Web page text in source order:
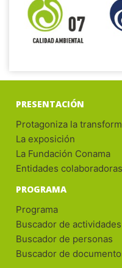
PRESENTACIÓN
Protagoniza la
La exposición
La Fundación Conama
Entidades colaboradoras
PROGRAMA
Programa
Buscador de actividades
Buscador de personas
Buscador de